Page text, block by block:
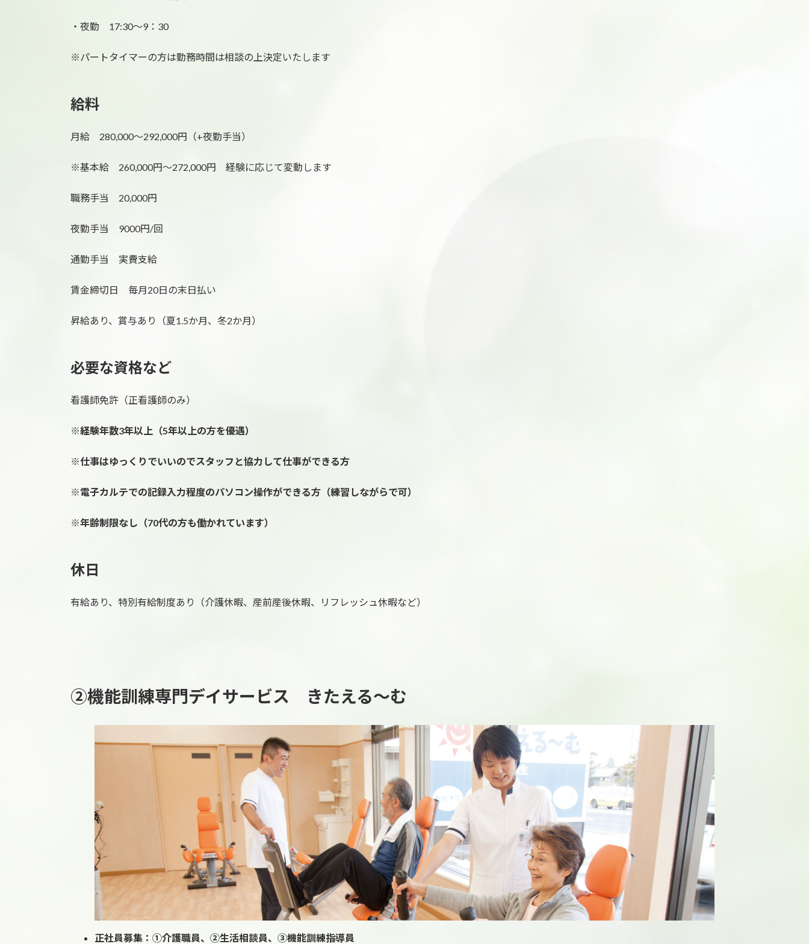
・夜勤 17:30〜9：30
※パートタイマーの方は勤務時間は相談の上決定いたします
給料
月給 280,000～292,000円（+夜勤手当）
※基本給 260,000円～272,000円 経験に応じて変動します
職務手当 20,000円
夜勤手当 9000円/回
通勤手当 実費支給
賃金締切日 毎月20日の末日払い
昇給あり、賞与あり（夏1.5か月、冬2か月）
必要な資格など
看護師免許（正看護師のみ）
※経験年数3年以上（5年以上の方を優遇）
※仕事はゆっくりでいいのでスタッフと協力して仕事ができる方
※電子カルテでの記録入力程度のパソコン操作ができる方（練習しながらで可）
※年齢制限なし（70代の方も働かれています）
休日
有給あり、特別有給制度あり（介護休暇、産前産後休暇、リフレッシュ休暇など）
②機能訓練専門デイサービス きたえる〜む
正社員募集：①介護職員、②生活相談員、③機能訓練指導員